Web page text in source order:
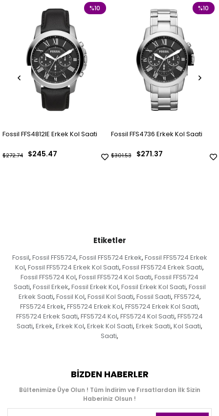
Fossil FFS4812IE Erkek Kol Saati
$245.47
$272.74
%10
Fossil FFS4736 Erkek Kol Saati
$271.37
$301.53
%10
Etiketler
Fossil, Fossil FFS5724, Fossil FFS5724 Erkek, Fossil FFS5724 Erkek
Kol, Fossil FFS5724 Erkek Kol Saati, Fossil FFS5724 Erkek Saati,
Fossil FFS5724 Kol, Fossil FFS5724 Kol Saati, Fossil FFS5724
Saati, Fossil Erkek, Fossil Erkek Kol, Fossil Erkek Kol Saati, Fossil
Erkek Saati, Fossil Kol, Fossil Kol Saati, Fossil Saati, FFS5724,
FFS5724 Erkek, FFS5724 Erkek Kol, FFS5724 Erkek Kol Saati,
FFS5724 Erkek Saati, FFS5724 Kol, FFS5724 Kol Saati, FFS5724
Saati, Erkek, Erkek Kol, Erkek Kol Saati, Erkek Saati, Kol Saati,
Saati,
BIZDEN HABERLER
Bültenimize Üye Olun ! Tüm İndirim ve Fırsatlardan İlk Sizin
Haberiniz Olsun !